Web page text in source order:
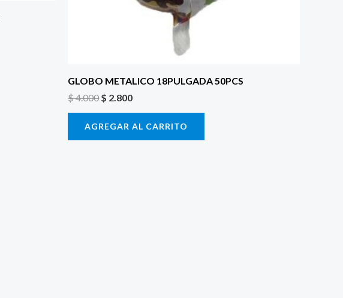
GLOBO METALICO 18PULGADA 50PCS
$4.000$ 2.800
AGREGAR AL CARRITO